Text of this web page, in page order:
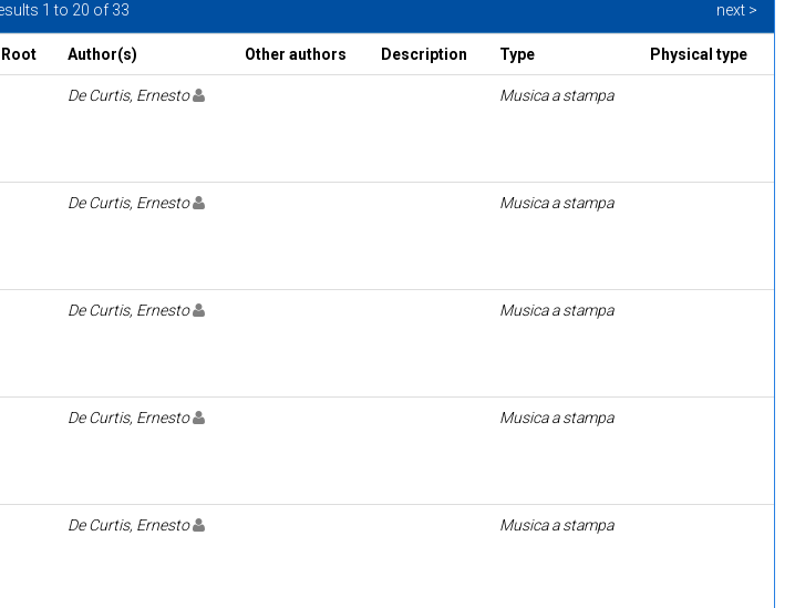
1 to 20 of 33 next >
Root Author(s) Other authors Description Type Physical type
De Curtis, Ernesto Musica a stampa
De Curtis, Ernesto Musica a stampa
De Curtis, Ernesto Musica a stampa
De Curtis, Ernesto Musica a stampa
De Curtis, Ernesto Musica a stampa